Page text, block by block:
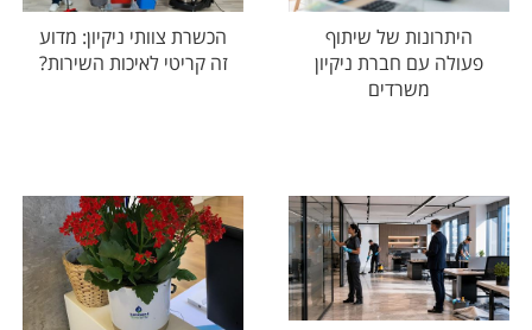
היתרונות של שיתוף
פעולה עם חברת ניקיון
משרדים
הכשרת צוותי ניקיון: מדוע
זה קריטי לאיכות השירות?